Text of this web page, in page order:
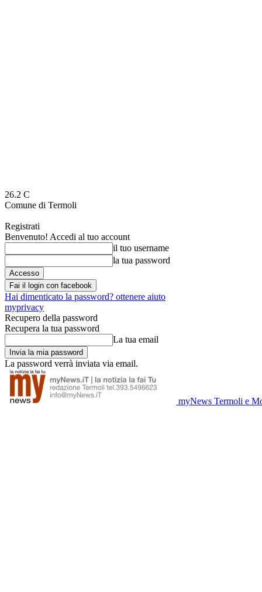
26.2 C
Comune di Termoli
Registrati
Benvenuto! Accedi al tuo account
il tuo username
la tua password
Fai il login con facebook
Hai dimenticato la password? ottenere aiuto
myprivacy
Recupero della password
Recupera la tua password
La tua email
La password verrà inviata via email.
myNews Termoli e